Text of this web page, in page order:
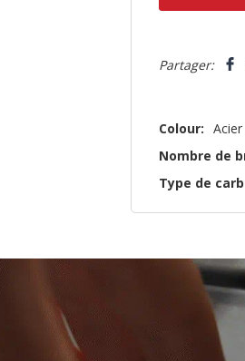
que
Partager:
Colour:
Nombre de
Type de